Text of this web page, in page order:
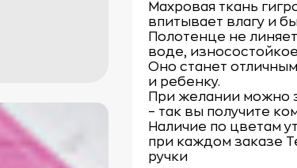
Махровая ткань
впитывает влагу и
Полотенце не
воде,
Оно станет
и ребенку.
При желании можно
– так вы получите
Наличие по цветам
при каждом заказе
ручки